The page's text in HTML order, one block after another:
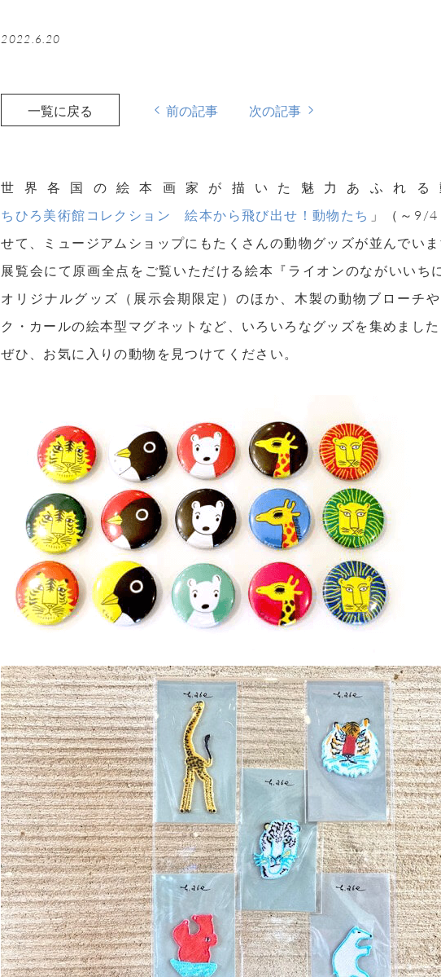
2022.6.20
一覧に戻る 前の記事 次の記事
世界各国の絵本画家が描いた魅力あふれる
ちひろ美術館コレクション 絵本から飛び出せ！動物たち 」（～9/
せて、ミュージアムショップにもたくさんの動物グッズが並んでいま
展覧会にて原画全点をご覧いただける絵本『ライオンのながいいち
オリジナルグッズ（展示会期限定）のほか、木製の動物ブローチ
ク・カールの絵本型マグネットなど、いろいろなグッズを集めました
ぜひ、お気に入りの動物を見つけてください。